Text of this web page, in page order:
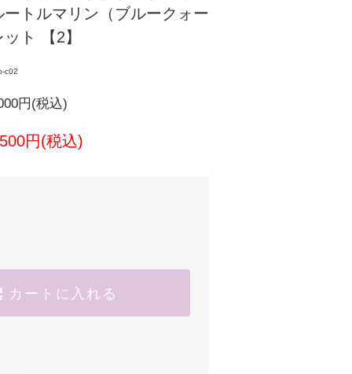
ートルマリン（ブルークォー
ト 【2】
c02
円(税込)
円(税込)
カートに入れる